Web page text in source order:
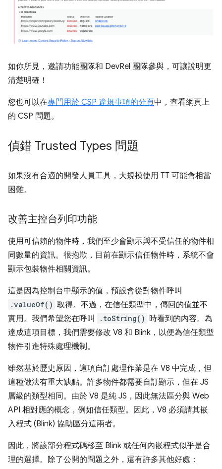
如你所見，邀請功能團隊和 DevRel 團隊參與，可讓說明更
清楚明確！
您也可以在專門用於 CSP 違規事項的分頁中，查看網頁上
的 CSP 問題。
偵錯 Trusted Types 問題
如果沒有合適的開發人員工具，大規模使用 TT 可能會相當
困難。
改善主控台列印功能
使用可信賴的物件時，我們至少會顯示與不受信任的物件相
同數量的資訊。很抱歉，目前在顯示信任物件時，系統不會
顯示包裝物件相關資訊。
這是因為控制台中顯示的值，預設會從對物件呼叫
.valueOf() 取得。不過，在信任類型中，傳回的值並不
實用。我們希望您在呼叫
.toString() 時看到的內容。為
達成這項目標，我們需要修改 V8 和 Blink，以便為信任類型
物件引進特殊處理機制。
雖然基於歷史原因，這項自訂處理作業是在 V8 中完成，但
這種做法有重大缺點。許多物件都需要自訂顯示，但在 JS
層級的類型相同。由於 V8 是純 JS，因此無法區分與 Web
API 相對應的概念，例如信任類型。因此，V8 必須請其嵌
入程式 (Blink) 協助區分這兩者。
因此，將該部分程式碼移至 Blink 或任何內嵌程式似乎是合
理的選擇。除了公開的問題之外，還有許多其他好處：